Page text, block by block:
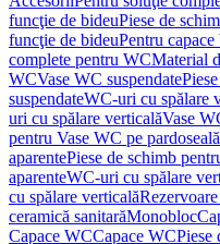
funcţie de bideuPiese de
funcţie de bideuPentru
complete pentru WCMaterial
WCVase WC suspendate
suspendateWC-uri cu spălare
uri cu spălare verticalăVase
pentru Vase WC pe pardoseală
aparentePiese de schimb
aparenteWC-uri cu spălare
cu spălare verticală
ceramică sanitarăMonobloc
Capace WCCapace WCPiese